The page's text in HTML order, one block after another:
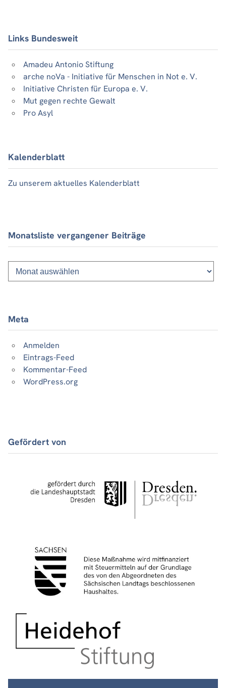
Links Bundesweit
Amadeu Antonio Stiftung
arche noVa - Initiative für Menschen in Not e. V.
Initiative Christen für Europa e. V.
Mut gegen rechte Gewalt
Pro Asyl
Kalenderblatt
Zu unserem aktuelles Kalenderblatt
Monatsliste vergangener Beiträge
Monatsliste
vergangener
Beiträge
Meta
Anmelden
Eintrags-Feed
Kommentar-Feed
WordPress.org
Gefördert von